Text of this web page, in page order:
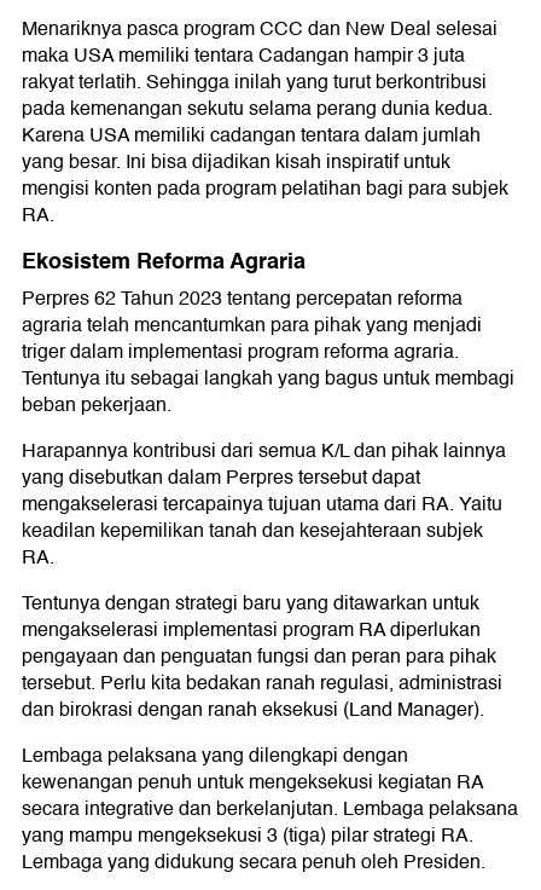
Menariknya pasca program CCC dan New Deal selesai
maka USA memiliki tentara Cadangan hampir 3 juta
rakyat terlatih. Sehingga inilah yang turut berkontribusi
pada kemenangan sekutu selama perang dunia kedua.
Karena USA memiliki cadangan tentara dalam jumlah
yang besar. Ini bisa dijadikan kisah inspiratif untuk
mengisi konten pada program pelatihan bagi para subjek
RA.
Ekosistem Reforma Agraria
Perpres 62 Tahun 2023 tentang percepatan reforma
agraria telah mencantumkan para pihak yang menjadi
triger dalam implementasi program reforma agraria.
Tentunya itu sebagai langkah yang bagus untuk membagi
beban pekerjaan.
Harapannya kontribusi dari semua K/L dan pihak lainnya
yang disebutkan dalam Perpres tersebut dapat
mengakselerasi tercapainya tujuan utama dari RA. Yaitu
keadilan kepemilikan tanah dan kesejahteraan subjek
RA.
Tentunya dengan strategi baru yang ditawarkan untuk
mengakselerasi implementasi program RA diperlukan
pengayaan dan penguatan fungsi dan peran para pihak
tersebut. Perlu kita bedakan ranah regulasi, administrasi
dan birokrasi dengan ranah eksekusi (Land Manager).
Lembaga pelaksana yang dilengkapi dengan
kewenangan penuh untuk mengeksekusi kegiatan RA
secara integrative dan berkelanjutan. Lembaga pelaksana
yang mampu mengeksekusi 3 (tiga) pilar strategi RA.
Lembaga yang didukung secara penuh oleh Presiden.